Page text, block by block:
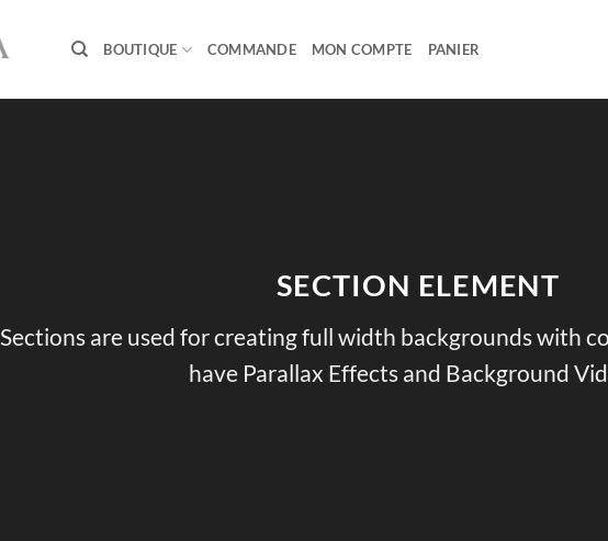
BOUTIQUE COMMANDE MON COMPTE PANIER
SECTION ELEMENT
Sections are used for creating full width backgrounds with
have Parallax Effects and Background